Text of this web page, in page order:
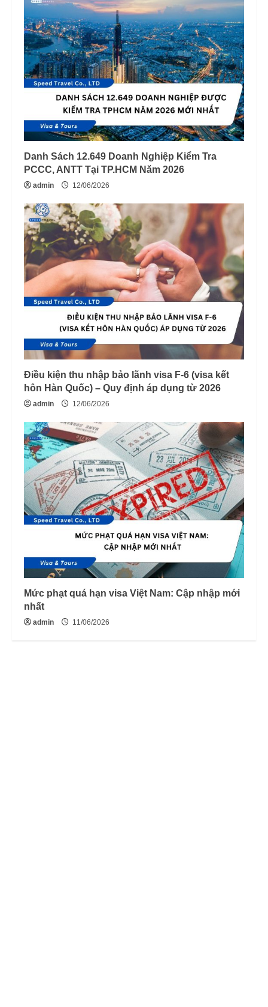
Danh Sách 12.649 Doanh Nghiệp Kiểm Tra
PCCC, ANTT Tại TP.HCM Năm 2026
admin 12/06/2026
Điều kiện thu nhập bảo lãnh visa F-6 (visa kết
hôn Hàn Quốc) – Quy định áp dụng từ 2026
admin 12/06/2026
Mức phạt quá hạn visa Việt Nam: Cập nhập mới
nhất
admin 11/06/2026